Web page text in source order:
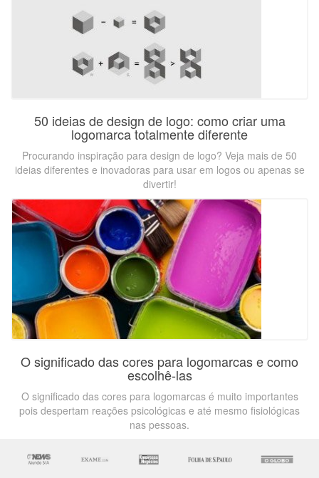
50 ideias de design de logo: como criar uma
logomarca totalmente diferente
Procurando inspiração para design de logo? Veja mais de 50
ideias diferentes e inovadoras para usar em logos ou apenas se
divertir!
O significado das cores para logomarcas e como
escolhê-las
O significado das cores para logomarcas é muito importantes
pois despertam reações psicológicas e até mesmo fisiológicas
nas pessoas.